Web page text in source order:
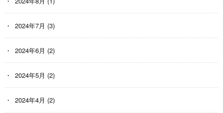
2024年7月 (3)
2024年6月 (2)
2024年5月 (2)
2024年4月 (2)